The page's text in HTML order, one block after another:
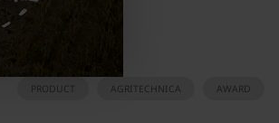
AWARD
AGRITECHNICA
PRODUCT